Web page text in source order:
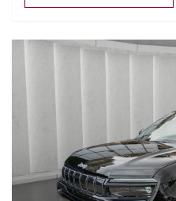
Vedi dettagli